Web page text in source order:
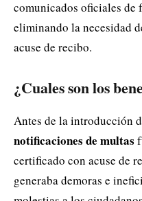
comunicados oficiales de
eliminando la necesidad
acuse de recibo.
¿Cuales son los
Antes de la introducción
notificaciones de multas
certificado con acuse de
generaba demoras e